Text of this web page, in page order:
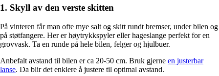
1. Skyll av den verste skitten
På vinteren får man ofte mye salt og skitt rundt bremser, under bilen og
på støtfangere. Her er høytrykkspyler eller hageslange perfekt for en
grovvask. Ta en runde på hele bilen, felger og hjulbuer.
Anbefalt avstand til bilen er ca 20-50 cm. Bruk gjerne en justerbar
lanse. Da blir det enklere å justere til optimal avstand.